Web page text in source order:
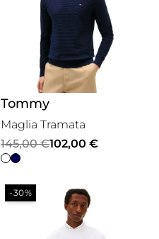
Tommy
Maglia Tramata
145,00€
Il
prezzo
originale
era:
102,00 €
Il
prezzo
attuale
è:
-30%